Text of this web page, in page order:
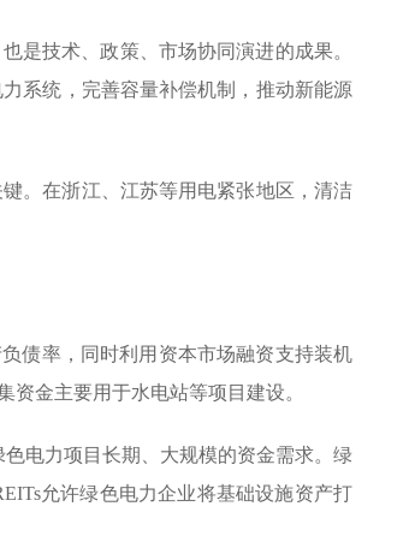
是技术、政策、市场协同演进的成果。
系统，完善容量补偿机制，推动新能源
。在浙江、江苏等用电紧张地区，清洁
债率，同时利用资本市场融资支持装机
金主要用于水电站等项目建设。
电力项目长期、大规模的资金需求。绿
允许绿色电力企业将基础设施资产打